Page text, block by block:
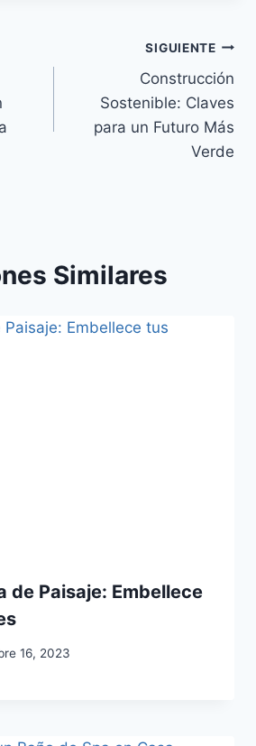
SIGUIENTE
Construcción
Sostenible: Claves
para un Futuro Más
Verde
Similares
de Paisaje: Embellece
16, 2023